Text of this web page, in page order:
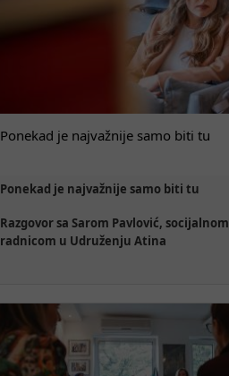
Ponekad je najvažnije samo biti tu
Ponekad je najvažnije samo biti tu
Razgovor sa Sarom Pavlović, socijalnom
radnicom u Udruženju Atina